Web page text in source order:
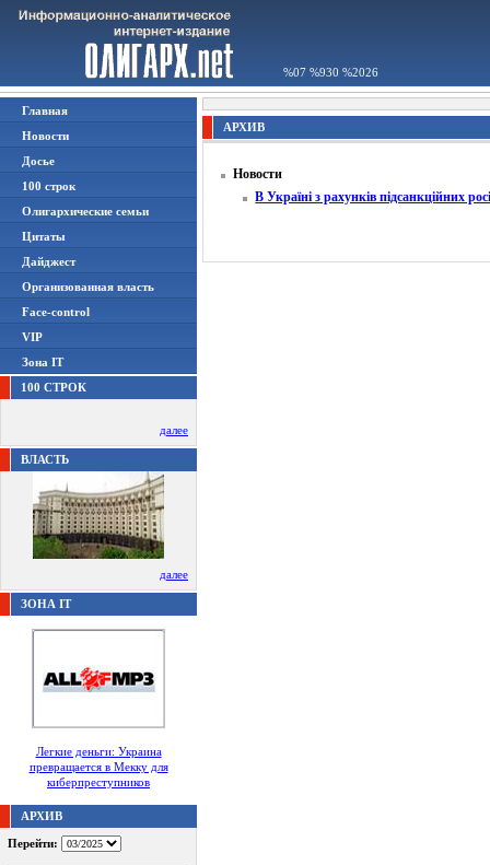
%07 %930 %2026
Главная
Новости
Досье
100 строк
Олигархические семьи
Цитаты
Дайджест
Организованная власть
Face-control
VIP
Зона IT
100 СТРОК
далее
ВЛАСТЬ
далее
ЗОНА IT
Легкие деньги: Украина
превращается в Мекку для
киберпреступников
АРХИВ
Перейти:
АРХИВ
Новости
В Україні з рахунків підсанкційних